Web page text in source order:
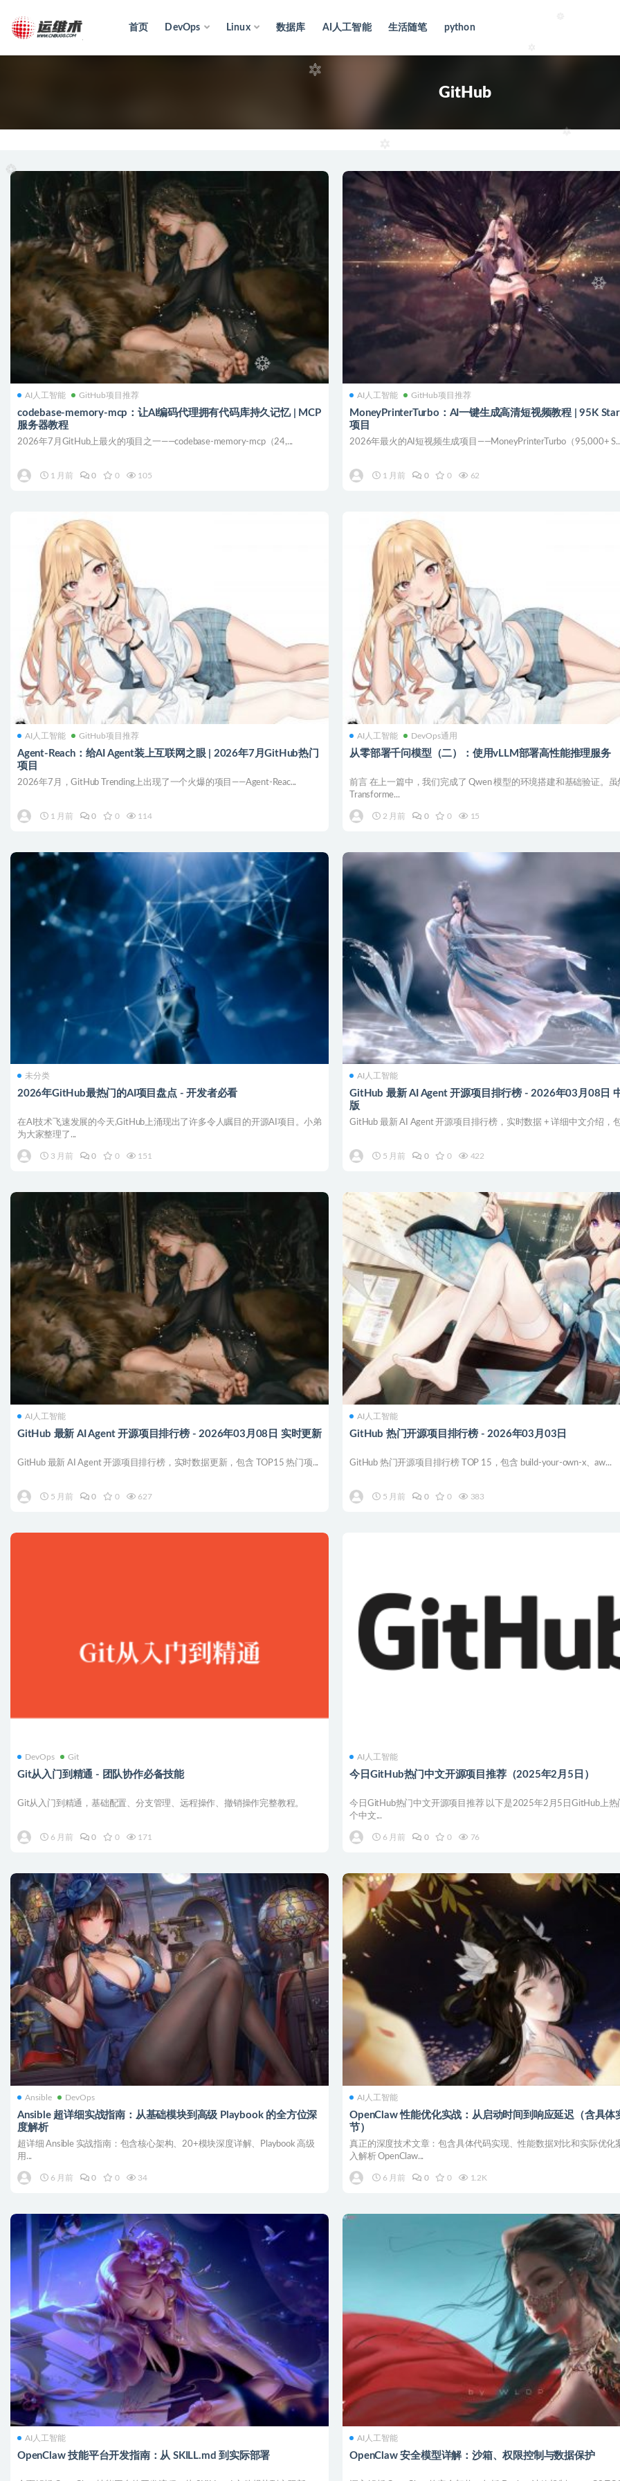
首页 DevOps Linux 数据库 AI人工智能 生活随笔 python
GitHub
AI人工智能 GitHub项目推荐
codebase-memory-mcp：让AI编码代理拥有代码库持久记忆 | MCP
服务器教程
2026年7月GitHub上最火的项目之一——codebase-memory-mcp（24,...
1 月前 0 0 105
AI人工智能 GitHub项目推荐
MoneyPrinterTurbo：AI一键生成高清短视频教程 | 95K
项目
2026年最火的AI短视频生成项目——MoneyPrinterTurbo（95,000+
1 月前 0 0 62
AI人工智能 GitHub项目推荐
Agent-Reach：给AI Agent装上互联网之眼 | 2026年7月GitHub热门
项目
2026年7月，GitHub Trending上出现了一个火爆的项目——Agent-Reac...
1 月前 0 0 114
AI人工智能 DevOps通用
从零部署千问模型（二）：使用vLLM部署高性能推理服务
前言 在上一篇中，我们完成了 Qwen 模型的环境搭建和基础验证。虽
Transforme...
2 月前 0 0 15
未分类
2026年GitHub最热门的AI项目盘点 - 开发者必看
在AI技术飞速发展的今天,GitHub上涌现出了许多令人瞩目的开源AI项目。小弟
为大家整理了...
3 月前 0 0 151
AI人工智能
GitHub 最新 AI Agent 开源项目排行榜 - 2026年03月08日
版
GitHub 最新 AI Agent 开源项目排行榜，实时数据 + 详细中文介绍，
5 月前 0 0 422
AI人工智能
GitHub 最新 AI Agent 开源项目排行榜 - 2026年03月08日 实时更新
GitHub 最新 AI Agent 开源项目排行榜，实时数据更新，包含 TOP15 热门项...
5 月前 0 0 627
AI人工智能
GitHub 热门开源项目排行榜 - 2026年03月03日
GitHub 热门开源项目排行榜 TOP 15，包含 build-your-own-x、aw...
5 月前 0 0 383
DevOps Git
Git从入门到精通 - 团队协作必备技能
Git从入门到精通，基础配置、分支管理、远程操作、撤销操作完整教程。
6 月前 0 0 171
AI人工智能
今日GitHub热门中文开源项目推荐（2025年2月5日）
今日GitHub热门中文开源项目推荐 以下是2025年2月5日GitHub上热
个中文...
6 月前 0 0 76
Ansible DevOps
Ansible 超详细实战指南：从基础模块到高级 Playbook 的全方位深
度解析
超详细 Ansible 实战指南：包含核心架构、20+模块深度详解、Playbook 高级
用...
6 月前 0 0 34
AI人工智能
OpenClaw 性能优化实战：从启动时间到响应延迟（含具体
节）
真正的深度技术文章：包含具体代码实现、性能数据对比和实际优化
入解析 OpenClaw...
6 月前 0 0 1.2K
AI人工智能
OpenClaw 技能平台开发指南：从 SKILL.md 到实际部署
AI人工智能
OpenClaw 安全模型详解：沙箱、权限控制与数据保护